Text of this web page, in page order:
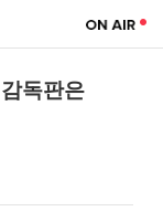
독판은